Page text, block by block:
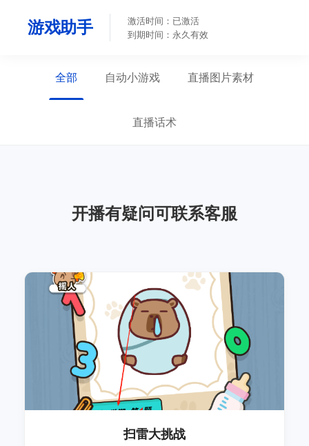
游戏助手
激活时间：已激活
到期时间：永久有效
全部 自动小游戏 直播图片素材
直播话术
开播有疑问可联系客服
扫雷大挑战